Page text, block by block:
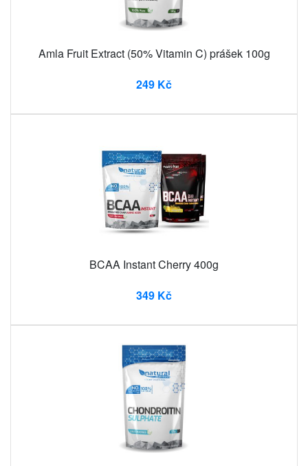
Amla Fruit Extract (50% Vitamin C) prášek 100g
249 Kč
BCAA Instant Cherry 400g
349 Kč